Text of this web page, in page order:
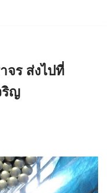
จร ส่งไปที่
ริญ